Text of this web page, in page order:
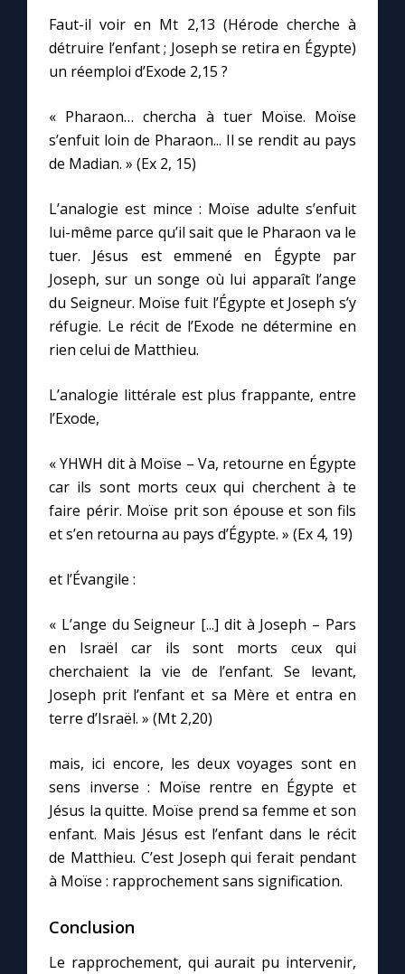
Faut-il voir en Mt 2,13 (Hérode cherche à
détruire l’enfant ; Joseph se retira en Égypte)
un réemploi d’Exode 2,15 ?
« Pharaon… chercha à tuer Moïse. Moïse
s’enfuit loin de Pharaon... Il se rendit au pays
de Madian. » (Ex 2, 15)
L’analogie est mince : Moïse adulte s’enfuit
lui-même parce qu’il sait que le Pharaon va le
tuer. Jésus est emmené en Égypte par
Joseph, sur un songe où lui apparaît l’ange
du Seigneur. Moïse fuit l’Égypte et Joseph s’y
réfugie. Le récit de l’Exode ne détermine en
rien celui de Matthieu.
L’analogie littérale est plus frappante, entre
l’Exode,
« YHWH dit à Moïse – Va, retourne en Égypte
car ils sont morts ceux qui cherchent à te
faire périr. Moïse prit son épouse et son fils
et s’en retourna au pays d’Égypte. » (Ex 4, 19)
et l’Évangile :
« L’ange du Seigneur [...] dit à Joseph – Pars
en Israël car ils sont morts ceux qui
cherchaient la vie de l’enfant. Se levant,
Joseph prit l’enfant et sa Mère et entra en
terre d’Israël. » (Mt 2,20)
mais, ici encore, les deux voyages sont en
sens inverse : Moïse rentre en Égypte et
Jésus la quitte. Moïse prend sa femme et son
enfant. Mais Jésus est l’enfant dans le récit
de Matthieu. C’est Joseph qui ferait pendant
à Moïse : rapprochement sans signification.
Conclusion
Le rapprochement, qui aurait pu intervenir,